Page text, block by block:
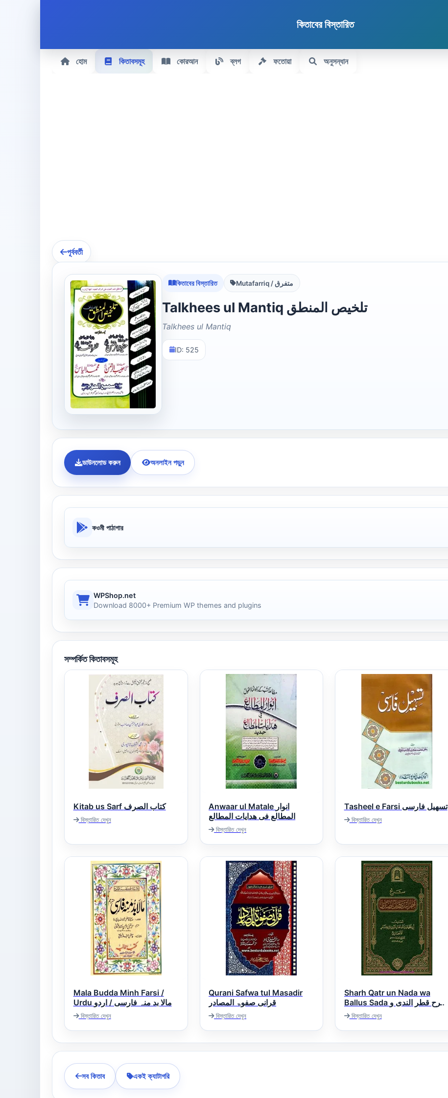
কিতাবের বিস্তারিত
হোম কিতাবসমূহ কোরআন ব্লগ ফতোয়া অনুসন্ধান
পূর্ববর্তী
কিতাবের বিস্তারিত Mutafarriq / متفرق
Talkhees ul Mantiq تلخیص المنطق
Talkhees ul Mantiq
ID: 525
ডাউনলোড করুন অনলাইন পড়ুন
কওমী পাঠাগার
WPShop.net
Download 8000+ Premium WP themes and plugins
সম্পর্কিত কিতাবসমূহ
Kitab us Sarf کتاب الصرف
বিস্তারিত দেখুন
Anwaar ul Matale انوار
المطالع فی ھدایات المطالع
বিস্তারিত দেখুন
Tasheel e Farsi تسھیل فارسی
বিস্তারিত দেখুন
Mala Budda Minh Farsi /
Urdu مالا بد منہ فارسی / اردو
বিস্তারিত দেখুন
Qurani Safwa tul Masadir
قرانی صفوۃ المصادر
বিস্তারিত দেখুন
Sharh Qatr un Nada wa
Ballus Sada شرح قطر الندى و
بل الصدى
বিস্তারিত দেখুন
সব কিতাব একই ক্যাটাগরি